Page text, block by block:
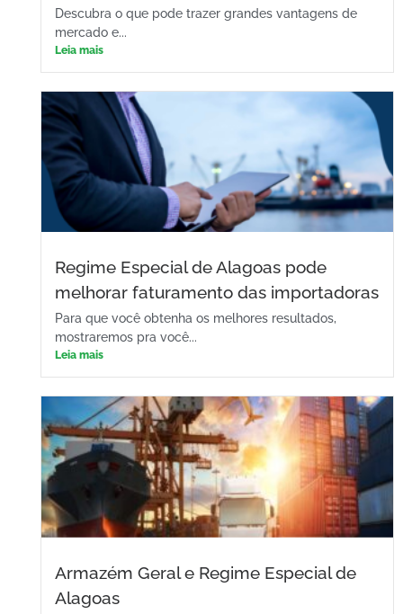
Descubra o que pode trazer grandes vantagens de
mercado e...
Leia mais
Regime Especial de Alagoas pode
melhorar faturamento das importadoras
Para que você obtenha os melhores resultados,
mostraremos pra você...
Leia mais
Armazém Geral e Regime Especial de
Alagoas